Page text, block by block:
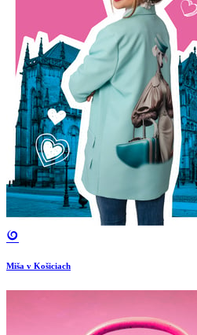
Miša v Košiciach